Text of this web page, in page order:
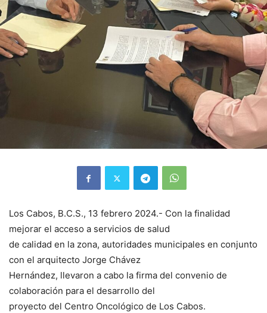
Los Cabos, B.C.S., 13 febrero 2024.- Con la finalidad
mejorar el acceso a servicios de salud
de calidad en la zona, autoridades municipales en conjunto
con el arquitecto Jorge Chávez
Hernández, llevaron a cabo la firma del convenio de
colaboración para el desarrollo del
proyecto del Centro Oncológico de Los Cabos.